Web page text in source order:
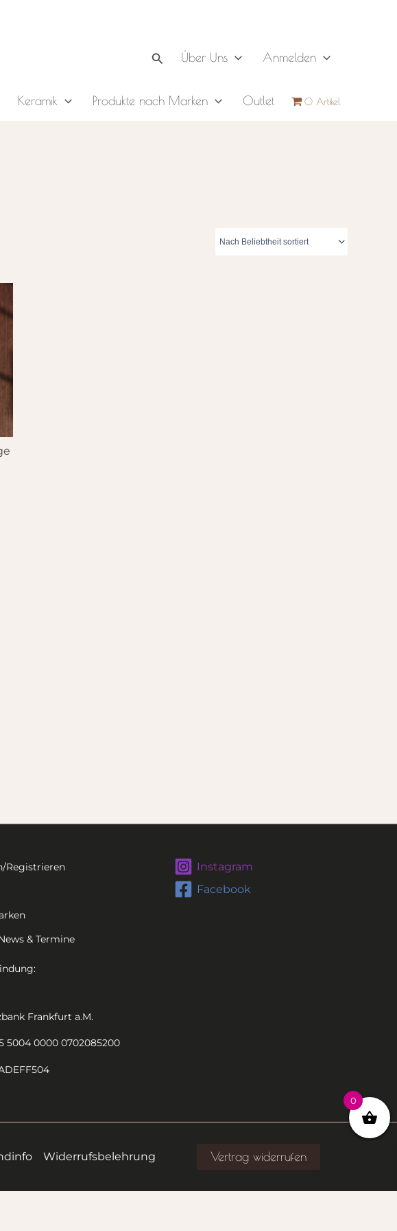
Über Uns Anmelden
Keramik Produkte nach Marken Outlet 0 Artikel
Registrieren
& Termine
Frankfurt a.M.
5004 0000 0702085200
Instagram
Facebook
Widerrufsbelehrung Vertrag widerrufen
0